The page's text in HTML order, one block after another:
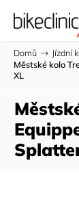
Domů / Jízdní
Městské kolo
XL